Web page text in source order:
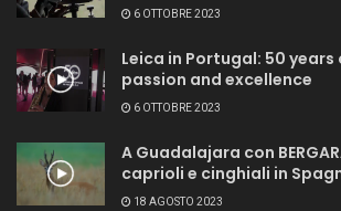
6 OTTOBRE 2023
Leica in Portugal: 50
passion and excellence
6 OTTOBRE 2023
A Guadalajara con
caprioli e cinghiali in
18 AGOSTO 2023